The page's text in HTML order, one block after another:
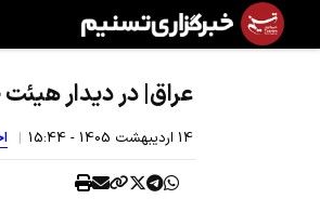
عراق| در دیدار
14 ارديبهشت 1405 - 15:44